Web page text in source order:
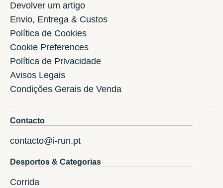
Devolver um artigo
Envio, Entrega & Custos
Política de Cookies
Cookie Preferences
Política de Privacidade
Avisos Legais
Condições Gerais de Venda
Contacto
contacto@i-run.pt
Desportos & Categorias
Corrida